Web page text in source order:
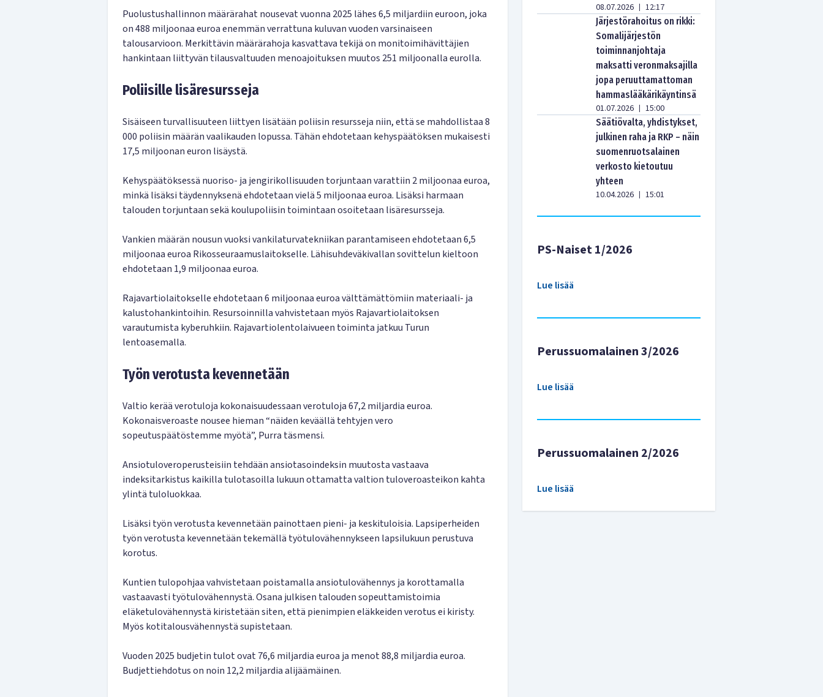
Puolustushallinnon määrärahat nousevat vuonna 2025 lähes 6,5 miljardiin euroon, joka
on 488 miljoonaa euroa enemmän verrattuna kuluvan vuoden varsinaiseen
talousarvioon. Merkittävin määrärahoja kasvattava tekijä on monitoimihävittäjien
hankintaan liittyvän tilausvaltuuden menoajoituksen muutos 251 miljoonalla eurolla.
Poliisille lisäresursseja
Sisäiseen turvallisuuteen liittyen lisätään poliisin resursseja niin, että se mahdollistaa 8
000 poliisin määrän vaalikauden lopussa. Tähän ehdotetaan kehyspäätöksen mukaisesti
17,5 miljoonan euron lisäystä.
Kehyspäätöksessä nuoriso- ja jengirikollisuuden torjuntaan varattiin 2 miljoonaa euroa,
minkä lisäksi täydennyksenä ehdotetaan vielä 5 miljoonaa euroa. Lisäksi harmaan
talouden torjuntaan sekä koulupoliisin toimintaan osoitetaan lisäresursseja.
Vankien määrän nousun vuoksi vankilaturvatekniikan parantamiseen ehdotetaan 6,5
miljoonaa euroa Rikosseuraamuslaitokselle. Lähisuhdeväkivallan sovittelun kieltoon
ehdotetaan 1,9 miljoonaa euroa.
Rajavartiolaitokselle ehdotetaan 6 miljoonaa euroa välttämättömiin materiaali- ja
kalustohankintoihin. Resursoinnilla vahvistetaan myös Rajavartiolaitoksen
varautumista kyberuhkiin. Rajavartiolentolaivueen toiminta jatkuu Turun
lentoasemalla.
Työn verotusta kevennetään
Valtio kerää verotuloja kokonaisuudessaan verotuloja 67,2 miljardia euroa.
Kokonaisveroaste nousee hieman “näiden keväällä tehtyjen vero
sopeutuspäätöstemme myötä”, Purra täsmensi.
Ansiotuloveroperusteisiin tehdään ansiotasoindeksin muutosta vastaava
indeksitarkistus kaikilla tulotasoilla lukuun ottamatta valtion tuloveroasteikon kahta
ylintä tuloluokkaa.
Lisäksi työn verotusta kevennetään painottaen pieni- ja keskituloisia. Lapsiperheiden
työn verotusta kevennetään tekemällä työtulovähennykseen lapsilukuun perustuva
korotus.
Kuntien tulopohjaa vahvistetaan poistamalla ansiotulovähennys ja korottamalla
vastaavasti työtulovähennystä. Osana julkisen talouden sopeuttamistoimia
eläketulovähennystä kiristetään siten, että pienimpien eläkkeiden verotus ei kiristy.
Myös kotitalousvähennystä supistetaan.
Vuoden 2025 budjetin tulot ovat 76,6 miljardia euroa ja menot 88,8 miljardia euroa.
Budjettiehdotus on noin 12,2 miljardia alijäämäinen.
08.07.2026 | 12:17
Järjestörahoitus on rikki:
Somalijärjestön
toiminnanjohtaja
maksatti veronmaksajilla
jopa peruuttamattoman
hammaslääkärikäyntinsä
01.07.2026 | 15:00
Säätiövalta, yhdistykset,
julkinen raha ja RKP – näin
suomenruotsalainen
verkosto kietoutuu
yhteen
10.04.2026 | 15:01
PS-Naiset 1/2026
Lue lisää
Perussuomalainen 3/2026
Lue lisää
Perussuomalainen 2/2026
Lue lisää